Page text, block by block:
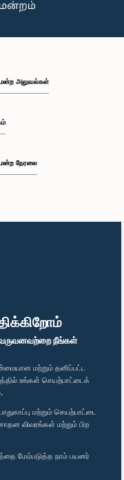
நீங்கள்
மற்றும் தனிப்பட்ட
உங்கள் செயற்பாட்டைக்
மற்றும் செயற்பாட்டை
விவரங்கள் மற்றும் பிற
மேம்படுத்த நாம் பயனர்
அலுவல்கள்
நேரலை